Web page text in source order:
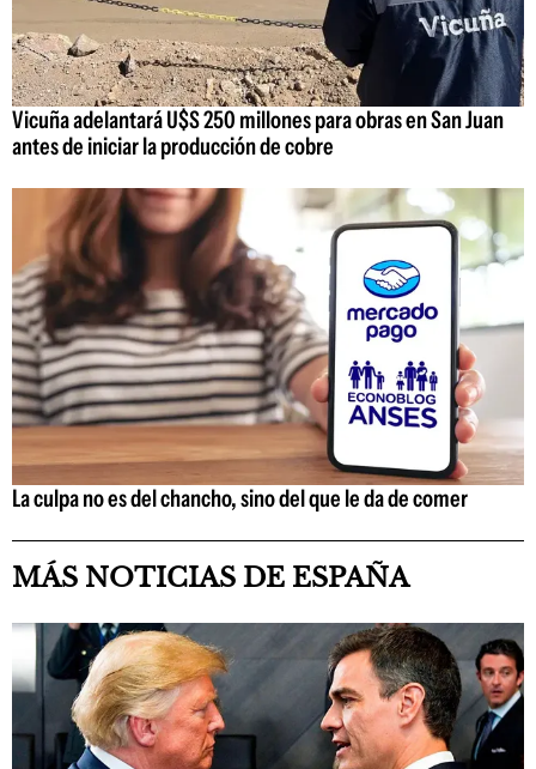
Vicuña adelantará U$S 250 millones para obras en San Juan
antes de iniciar la producción de cobre
La culpa no es del chancho, sino del que le da de comer
MÁS NOTICIAS DE ESPAÑA